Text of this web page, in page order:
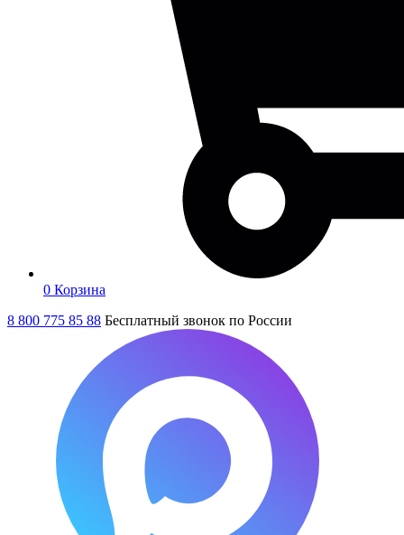
0 Корзина
8 800 775 85 88 Бесплатный звонок по России